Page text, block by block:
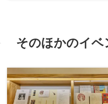
そのほかのイベ